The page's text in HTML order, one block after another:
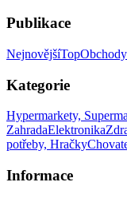
Publikace
NejnovějšíTopObchody
Kategorie
Hypermarkety,
ZahradaElektronika
potřeby, Hračky
Informace